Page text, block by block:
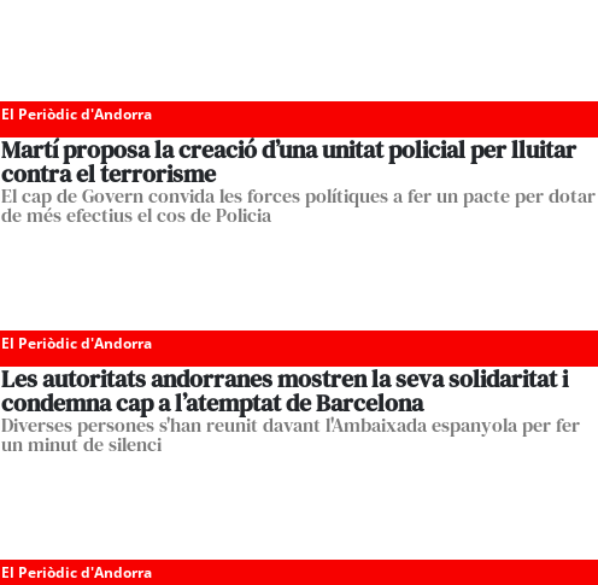
El Periòdic d'Andorra
Martí proposa la creació d’una unitat policial per lluitar
contra el terrorisme
El cap de Govern convida les forces polítiques a fer un pacte per dotar
de més efectius el cos de Policia
El Periòdic d'Andorra
Les autoritats andorranes mostren la seva solidaritat i
condemna cap a l’atemptat de Barcelona
Diverses persones s'han reunit davant l'Ambaixada espanyola per fer
un minut de silenci
El Periòdic d'Andorra